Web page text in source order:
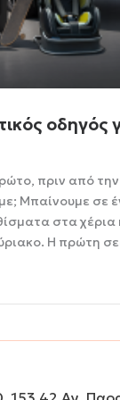
οδηγός
πριν από
Μπαίνουμε σε
στα χέρια
Η πρώτη